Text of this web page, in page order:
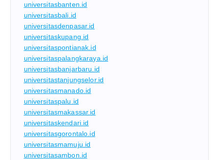
universitasbanten.id
universitasbali.id
universitasdenpasar.id
universitaskupang.id
universitaspontianak.id
universitaspalangkaraya.id
universitasbanjarbaru.id
universitastanjungselor.id
universitasmanado.id
universitaspalu.id
universitasmakassar.id
universitaskendari.id
universitasgorontalo.id
universitasmamuju.id
universitasambon.id